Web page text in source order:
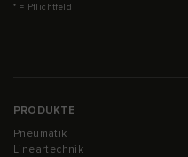
* = Pflichtfeld
PRODUKTE
Pneumatik
Lineartechnik